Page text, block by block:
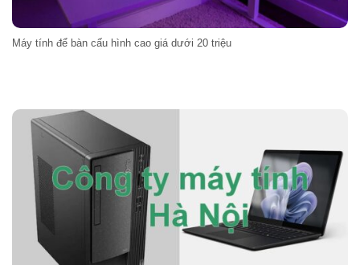
Máy tính để bàn cấu hình cao giá dưới 20 triệu